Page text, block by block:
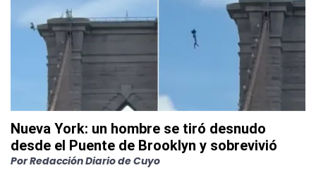
Nueva York: un hombre se tiró desnudo
desde el Puente de Brooklyn y sobrevivió
PorRedacción Diario de Cuyo